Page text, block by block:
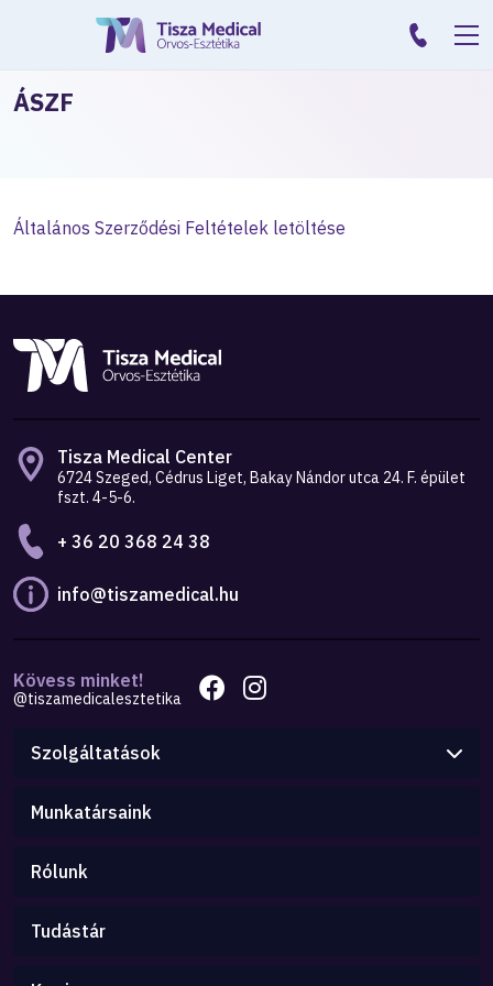
ÁSZF
Általános Szerződési Feltételek letöltése
Tisza Medical Center
6724 Szeged, Cédrus Liget, Bakay Nándor utca 24. F. épület
fszt. 4-5-6.
+ 36 20 368 24 38
info@tiszamedical.hu
Kövess minket!
@tiszamedicalesztetika
Szolgáltatások
Munkatársaink
Rólunk
Tudástár